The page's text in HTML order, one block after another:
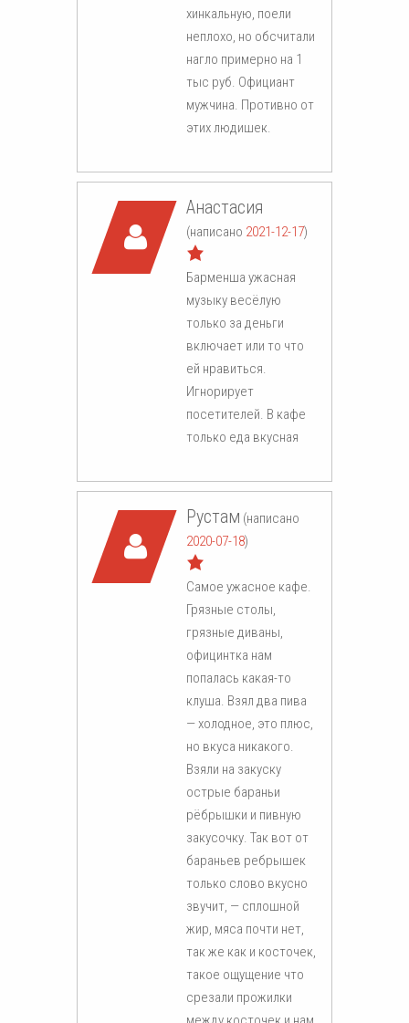
хинкальную, поели
неплохо, но обсчитали
нагло примерно на 1
тыс руб. Официант
мужчина. Противно от
этих людишек.
Анастасия
(написано 2021-12-17)
Барменша ужасная
музыку весёлую
только за деньги
включает или то что
ей нравиться.
Игнорирует
посетителей. В кафе
только еда вкусная
Рустам (написано
2020-07-18)
Самое ужасное кафе.
Грязные столы,
грязные диваны,
официнтка нам
попалась какая-то
клуша. Взял два пива
— холодное, это плюс,
но вкуса никакого.
Взяли на закуску
острые бараньи
рёбрышки и пивную
закусочку. Так вот от
бараньев ребрышек
только слово вкусно
звучит, — сплошной
жир, мяса почти нет,
так же как и косточек,
такое ощущение что
срезали прожилки